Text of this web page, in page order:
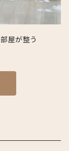
屋が整う